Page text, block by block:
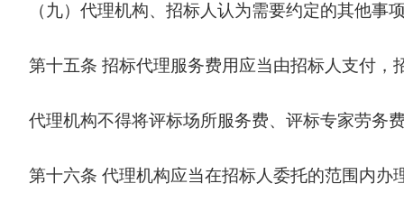
（九）代理机构、招标人认为需要约定的其他事
第十五条 招标代理服务费用应当由招标人支付，
代理机构不得将评标场所服务费、评标专家劳务
第十六条 代理机构应当在招标人委托的范围内办